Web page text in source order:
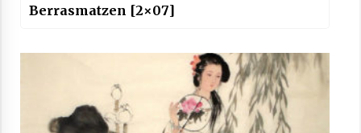
Berrasmatzen [2×07]